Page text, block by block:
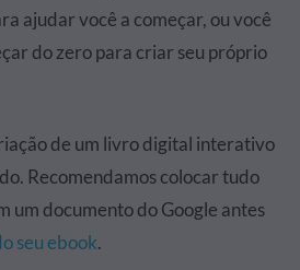
ajudar você a começar, ou você
do zero para criar seu próprio
de um livro digital interativo
Recomendamos colocar tudo
um documento do Google antes
seu ebook.